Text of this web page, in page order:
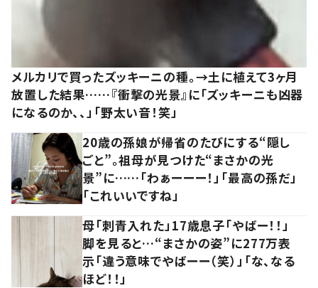
メルカリで買ったズッキーニの種。→土に植えて3ヶ月
放置した結果……『衝撃の光景』に「ズッキーニも凶器
になるのか、、」「野太い音！笑」
20歳の孫娘が帰省のたびにする“隠し
ごと”。祖母が見つけた“まさかの光
景”に……「わぁーーー！」「最高の孫だ」
「これいいですね」
母「刺青入れた」17歳息子「やばー！！」
脚を見ると…“まさかの姿”に277万表
示「違う意味でやばーー（笑）」「な、なる
ほど！！」